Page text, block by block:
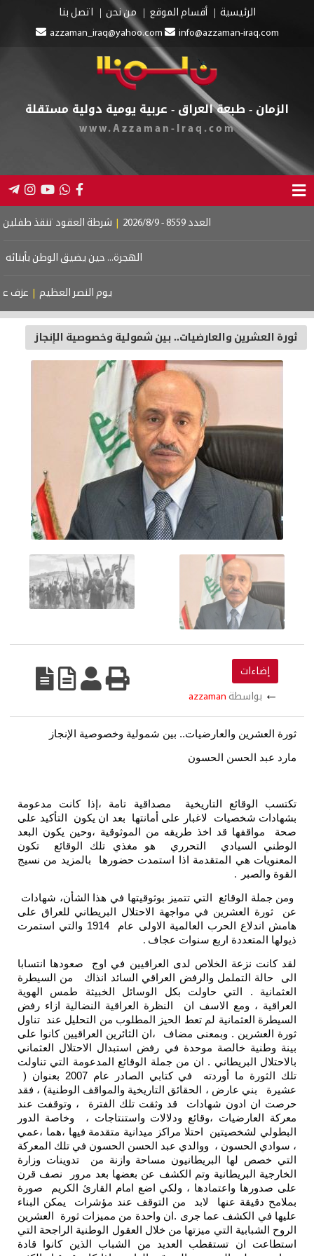
الرئيسية أقسام الموقع من نحن
اتصل بنا
azzaman_iraq@yahoo.com
info@azzaman-iraq.com
الزمان - طبعة العراق - عربية يومية دولية مستقلة
www.Azzaman-Iraq.com
| شرطة العقود تنقذ طفلين من
الهجرة... حين يضيق الوطن بأبنائه |
يوم النصر العظيم | عزف على
ثورة العشرين والعارضيات.. بين شمولية وخصوصية الإنجاز
إضاءات
← بواسطة azzaman
ثورة العشرين والعارضيات.. بين شمولية وخصوصية الإنجاز
مارد عبد الحسن الحسون
تكتسب الوقائع التاريخية مصداقية تامة ،إذا كانت مدعومة
بشهادات شخصيات لاغبار على أمانتها بعد ان يكون التأكيد على
صحة مواقفها قد اخذ طريقه من الموثوقية ،وحين يكون البعد
الوطني السيادي التحرري هو مغذي تلك الوقائع تكون
المعنويات هي المتقدمة اذا استمدت حضورها بالمزيد من نسيج
القوة والصبر
.
ومن جملة الوقائع التي تتميز بوثوقيتها في هذا الشأن، شهادات
عن ثورة العشرين في مواجهة الاحتلال البريطاني للعراق على
هامش اندلاع الحرب العالمية الاولى عام 1914 والتي استمرت
ذيولها المتعددة اربع سنوات عجاف .
لقد كانت نزعة الخلاص لدى العراقيين في اوج صعودها انتسابا
الى حالة التململ والرفض العراقي السائد انذاك من السيطرة
العثمانية . التي حاولت بكل الوسائل الخبيثة طمس الهوية
العراقية ، ومع الاسف ان النظرة العراقية النضالية ازاء رفض
السيطرة العثمانية لم تعط الحيز المطلوب من التحليل عند تناول
ثورة العشرين . وبمعنى مضاف ،ان الثائرين العراقيين كانوا على
بينة وطنية خالصة موحدة في رفض استبدال الاحتلال العثماني
بالاحتلال البريطاني . ان من جملة الوقائع المدعومة التي تناولت
تلك الثورة ما أوردته في كتابي الصادر عام 2007 بعنوان (
عشيرة بني عارض ، الحقائق التاريخية والمواقف الوطنية) ، فقد
حرصت ان ادون شهادات قد وثقت تلك الفترة ، وتوقفت عند
معركة العارضيات ،وقائع ودلالات واستنتاجات ، وخاصة الدور
البطولي لشخصيتين احتلا مراكز ميدانية متقدمة فيها ،هما ،عمي
، سوادي الحسون ، ووالدي عبد الحسن الحسون في تلك المعركة
التي خصص لها البريطانيون مساحة وازنة من تدوينات وزارة
الخارجية البريطانية وتم الكشف عن بعضها بعد مرور نصف قرن
على صدورها واعتمادها ، ولكي اضع امام القارئ الكريم صورة
بملامح دقيقة عنها لابد من التوقف عند مؤشرات يمكن البناء
عليها في الكشف عما جرى .ان واحدة من مميزات ثورة العشرين
الروح الشبابية التي ميزتها من خلال العقول الوطنية الراجحة التي
استطاعت ان تستقطب العديد من الشباب الذين كانوا قادة